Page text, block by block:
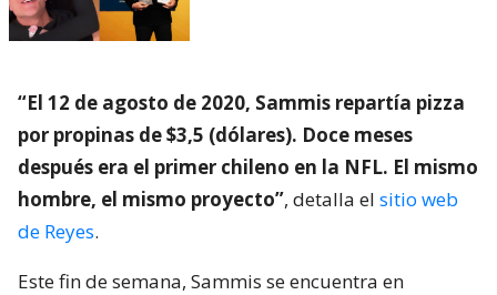
“El 12 de agosto de 2020, Sammis repartía pizza
por propinas de $3,5 (dólares). Doce meses
después era el primer chileno en la NFL. El mismo
hombre, el mismo proyecto”, detalla el sitio web
de Reyes.
Este fin de semana, Sammis se encuentra en